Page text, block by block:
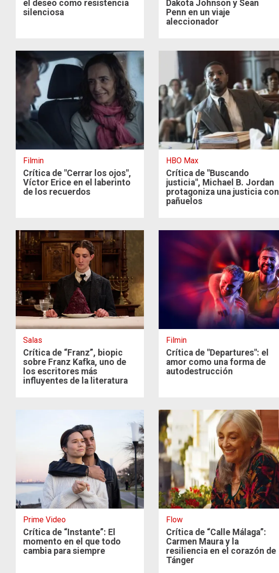
el deseo como resistencia
silenciosa
Dakota Johnson y Sean
Penn en un viaje
aleccionador
Filmin
Crítica de "Cerrar los ojos",
Víctor Erice en el laberinto
de los recuerdos
HBO Max
Crítica de "Buscando
justicia", Michael B. Jordan
protagoniza una justicia con
pañuelos
Salas
Crítica de “Franz”, biopic
sobre Franz Kafka, uno de
los escritores más
influyentes de la literatura
Filmin
Crítica de "Departures": el
amor como una forma de
autodestrucción
Prime Video
Crítica de “Instante”: El
momento en el que todo
cambia para siempre
Flow
Crítica de “Calle Málaga”:
Carmen Maura y la
resiliencia en el corazón de
Tánger